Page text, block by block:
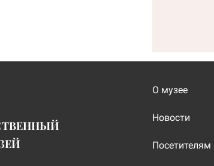
О музее
Новости
Посетителям